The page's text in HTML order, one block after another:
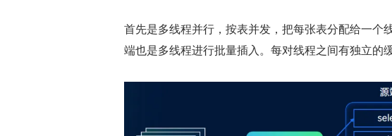
首先是多线程并行，按表并发，把每张表分配给一
端也是多线程进行批量插入。每对线程之间有独立的